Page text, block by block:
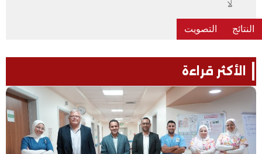
لا
الأكثر قراءة